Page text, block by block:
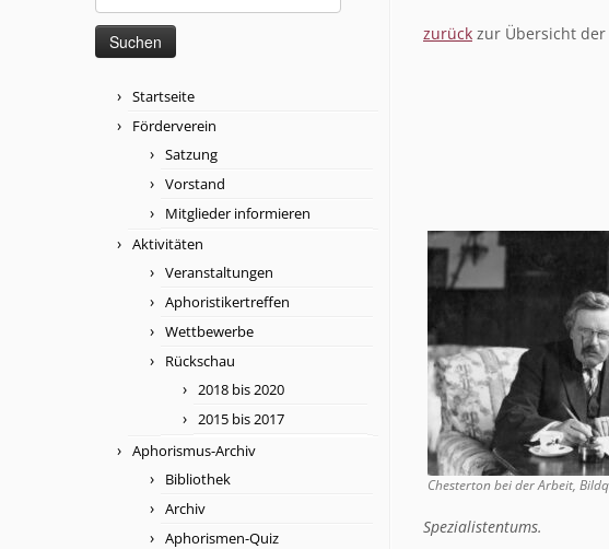
nach:
Startseite
Förderverein
Satzung
Vorstand
Mitglieder informieren
Aktivitäten
Veranstaltungen
Aphoristikertreffen
Wettbewerbe
Rückschau
2018 bis 2020
2015 bis 2017
Aphorismus-Archiv
Bibliothek
Archiv
Aphorismen-Quiz
zurück zur Übersicht der
Chesterton bei der Arbeit,
Spezialistentums.